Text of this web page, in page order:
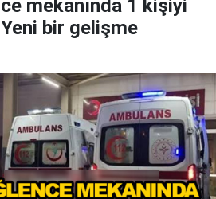
mekanında 1 kişiyi
bir gelişme